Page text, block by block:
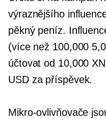
výraznějšího
pěkný peníz.
(více než 100,000
účtovat od 10,000
USD za příspěvek.
Mikro-ovlivňovače